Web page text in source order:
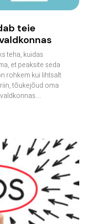
teie
teha, kuidas
et peaksite seda
rohkem kui lihtsalt
tõukejõud oma